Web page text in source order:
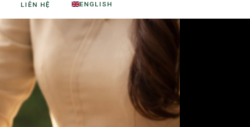
LIÊN HỆ ENGLISH